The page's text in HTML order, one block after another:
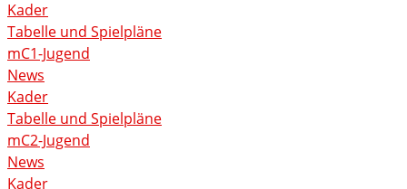
Kader
Tabelle und Spielpläne
mC1-Jugend
News
Kader
Tabelle und Spielpläne
mC2-Jugend
News
Kader